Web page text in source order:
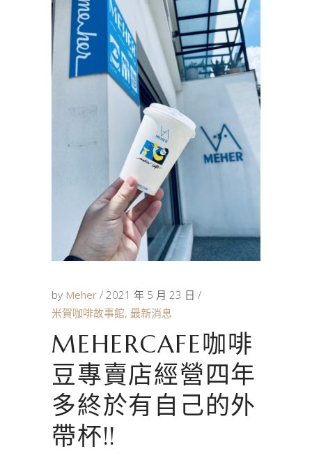
by Meher
2021 年 5 月 23 日
米賀咖啡故事館, 最新消息
MEHERCAFE咖啡
豆專賣店經營四年
多終於有自己的外
帶杯!!